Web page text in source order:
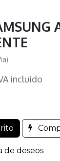
incluido
de deseos